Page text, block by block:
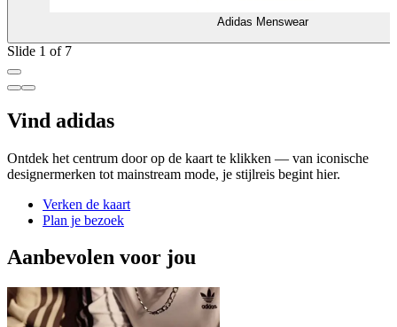
Adidas Menswear
Slide 1 of 7
Vind adidas
Ontdek het centrum door op de kaart te klikken — van iconische
designermerken tot mainstream mode, je stijlreis begint hier.
Verken de kaart
Plan je bezoek
Aanbevolen voor jou